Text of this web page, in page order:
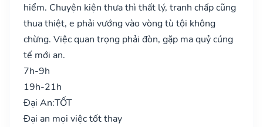
hiểm. Chuyện kiện thưa thì thất lý, tranh chấp cũng
thua thiệt, e phải vướng vào vòng tù tội không
chừng. Việc quan trọng phải đòn, gặp ma quỷ cúng
tế mới an.
7h-9h
19h-21h
Đại An:TỐT
Đại an mọi việc tốt thay